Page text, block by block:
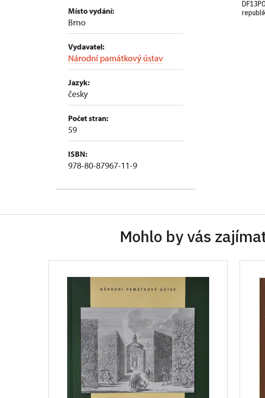
Místo vydání:
Brno
Vydavatel:
Národní památkový ústav
Jazyk:
česky
Počet stran:
59
ISBN:
978-80-87967-11-9
Mohlo by vás